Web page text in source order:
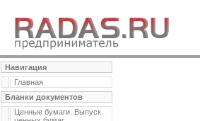
Навигация
Главная
Бланки документов
Ценные бумаги. Выпуск